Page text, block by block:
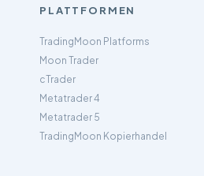
PLATTFORMEN
TradingMoon Platforms
Moon Trader
cTrader
Metatrader 4
Metatrader 5
TradingMoon Kopierhandel